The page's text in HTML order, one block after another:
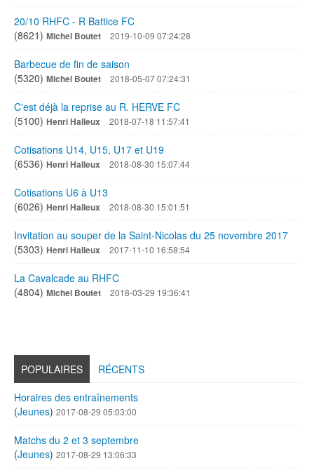
20/10 RHFC - R Battice FC
(8621) Michel Boutet 2019-10-09 07:24:28
Barbecue de fin de saison
(5320) Michel Boutet 2018-05-07 07:24:31
C'est déjà la reprise au R. HERVE FC
(5100) Henri Halleux 2018-07-18 11:57:41
Cotisations U14, U15, U17 et U19
(6536) Henri Halleux 2018-08-30 15:07:44
Cotisations U6 à U13
(6026) Henri Halleux 2018-08-30 15:01:51
Invitation au souper de la Saint-Nicolas du 25 novembre 2017
(5303) Henri Halleux 2017-11-10 16:58:54
La Cavalcade au RHFC
(4804) Michel Boutet 2018-03-29 19:36:41
POPULAIRES
RÉCENTS
Horaires des entraînements
(Jeunes) 2017-08-29 05:03:00
Matchs du 2 et 3 septembre
(Jeunes) 2017-08-29 13:06:33